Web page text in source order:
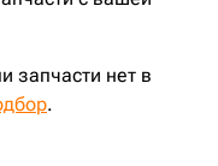
запчасти нет в
.